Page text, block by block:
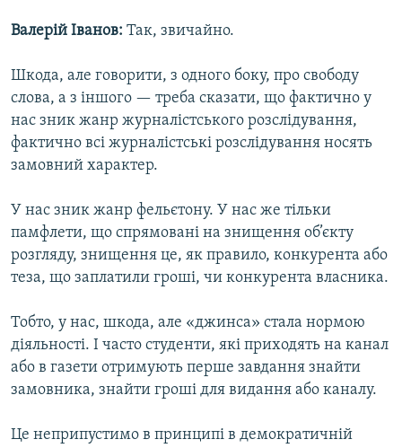
Валерій Іванов: Так, звичайно.
Шкода, але говорити, з одного боку, про свободу
слова, а з іншого — треба сказати, що фактично у
нас зник жанр журналістського розслідування,
фактично всі журналістські розслідування носять
замовний характер.
У нас зник жанр фельєтону. У нас же тільки
памфлети, що спрямовані на знищення об’єкту
розгляду, знищення це, як правило, конкурента або
теза, що заплатили гроші, чи конкурента власника.
Тобто, у нас, шкода, але «джинса» стала нормою
діяльності. І часто студенти, які приходять на канал
або в газети отримують перше завдання знайти
замовника, знайти гроші для видання або каналу.
Це неприпустимо в принципі в демократичній